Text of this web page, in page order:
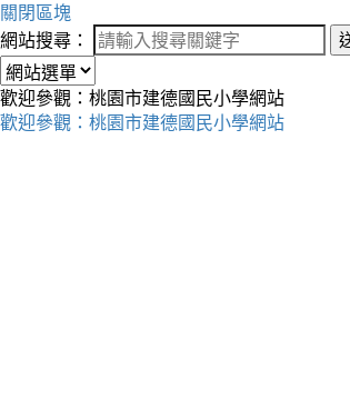
關閉區塊
網站搜尋：
歡迎參觀：桃園市建德國民小學網站
歡迎參觀：桃園市建德國民小學網站